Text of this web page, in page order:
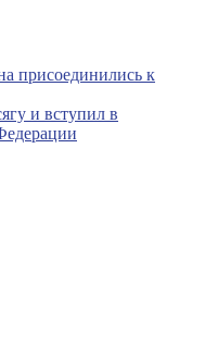
присоединились к
и вступил в